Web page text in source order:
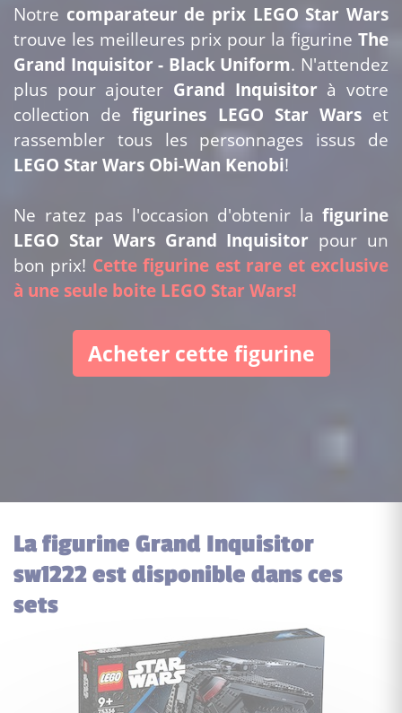
Notre comparateur de prix LEGO Star Wars
trouve les meilleures prix pour la figurine The
Grand Inquisitor - Black Uniform. N'attendez
plus pour ajouter Grand Inquisitor à votre
collection defigurines LEGO Star Warset
rassembler tous les personnages issus de
LEGO Star Wars Obi-Wan Kenobi!
Ne ratez pas l'occasion d'obtenir la figurine
LEGO Star Wars Grand Inquisitor pour un
bon prix! Cette figurine est rare et exclusive
à une seule boite LEGO Star Wars!
Acheter cette figurine
La figurine Grand Inquisitor
sw1222 est disponible dans ces
sets